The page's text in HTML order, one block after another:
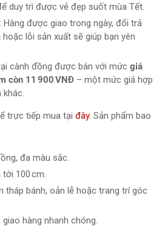
duy trì được vẻ đẹp suốt mùa Tết.
: Hàng được giao trong ngày, đổi trả
lỗi sản xuất sẽ giúp bạn yên
cành đồng được bán với mức giá
còn 11 900 VNĐ – một mức giá hợp
khác.
trực tiếp mua tại đây. Sản phẩm bao
đa màu sắc.
100 cm.
tháp bánh, oản lễ hoặc trang trí góc
hàng nhanh chóng.